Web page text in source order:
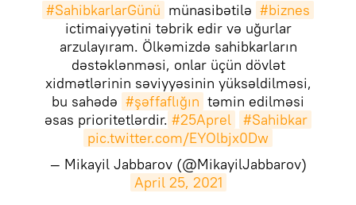
#SahibkarlarGünü münasibətilə #biznes
ictimaiyyətini təbrik edir və uğurlar
arzulayıram. Ölkəmizdə sahibkarların
dəstəklənməsi, onlar üçün dövlət
xidmətlərinin səviyyəsinin yüksəldilməsi,
bu sahədə #şəffaflığın təmin edilməsi
əsas prioritetlərdir. #25Aprel
#Sahibkar
pic.twitter.com/EYOlbjx0Dw
— Mikayil Jabbarov (@MikayilJabbarov)
April 25, 2021